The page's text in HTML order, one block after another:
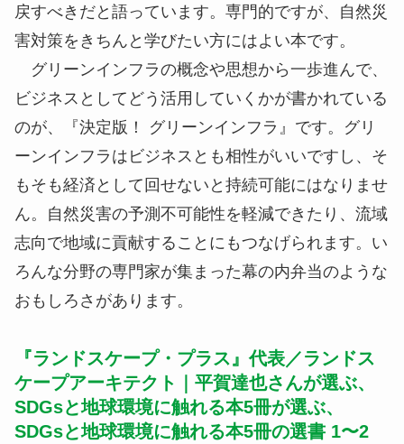
戻すべきだと語っています。専門的ですが、自然災
害対策をきちんと学びたい方にはよい本です。
グリーンインフラの概念や思想から一歩進んで、
ビジネスとしてどう活用していくかが書かれている
のが、『決定版！ グリーンインフラ』です。グリ
ーンインフラはビジネスとも相性がいいですし、そ
もそも経済として回せないと持続可能にはなりませ
ん。自然災害の予測不可能性を軽減できたり、流域
志向で地域に貢献することにもつなげられます。い
ろんな分野の専門家が集まった幕の内弁当のような
おもしろさがあります。
『ランドスケープ・プラス』代表／ランドス
ケープアーキテクト｜平賀達也さんが選ぶ、
SDGsと地球環境に触れる本5冊が選ぶ、
SDGsと地球環境に触れる本5冊の選書 1〜2